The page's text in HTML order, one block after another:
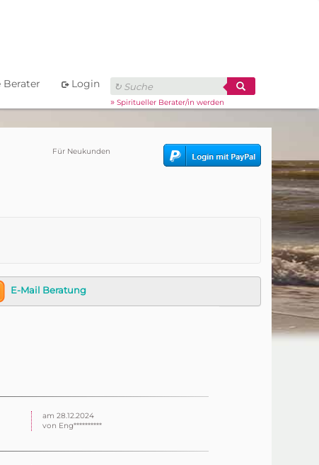
Login
» Spiritueller Berater/in werden
Für Neukunden
E-Mail Beratung
am 28.12.2024
von Eng**********